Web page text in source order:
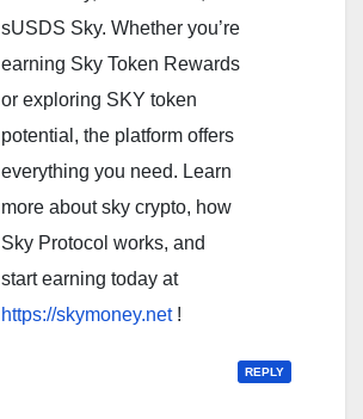
sUSDS Sky. Whether you’re
earning Sky Token Rewards
or exploring SKY token
potential, the platform offers
everything you need. Learn
more about sky crypto, how
Sky Protocol works, and
start earning today at
https://skymoney.net!
REPLY